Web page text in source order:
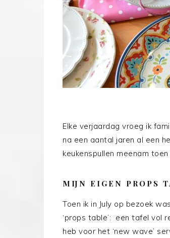
Elke verjaardag vroeg ik
na een aantal jaren al een
keukenspullen meenam
MIJN EIGEN PROPS
Toen ik in July op bezoek
‘props table’: een tafel vol
heb voor het ‘new wave’